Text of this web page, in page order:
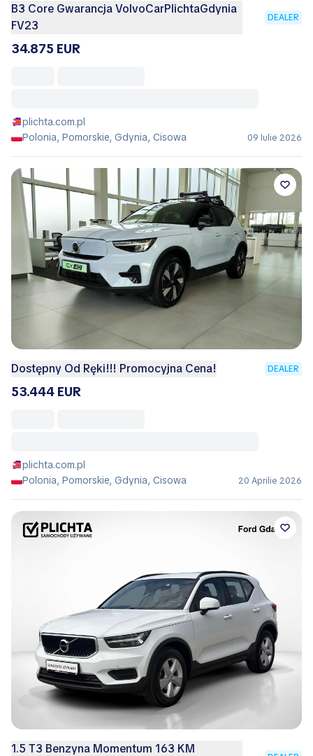
B3 Core Gwarancja VolvoCarPlichtaGdynia
FV23
DEALER
34.875 EUR
plichta.com.pl
Polonia, Pomorskie, Gdynia, Cisowa
09 Iulie 2026
Dostępny Od Ręki!!! Promocyjna Cena! DEALER
53.444 EUR
plichta.com.pl
Polonia, Pomorskie, Gdynia, Cisowa
20 Aprilie 2026
1.5 T3 Benzyna Momentum 163 KM